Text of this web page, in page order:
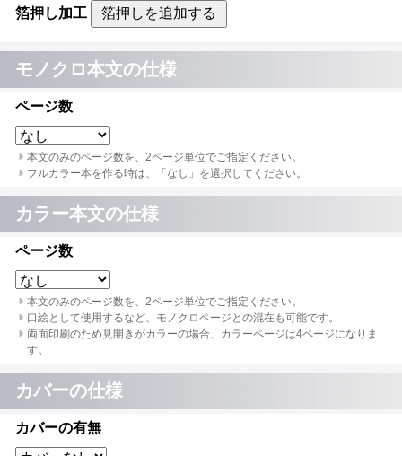
箔押し加工 箔押しを追加する
モノクロ本文の仕様
ページ数
本文のみのページ数を、2ページ単位でご指定ください。
フルカラー本を作る時は、「なし」を選択してください。
カラー本文の仕様
ページ数
本文のみのページ数を、2ページ単位でご指定ください。
口絵として使用するなど、モノクロページとの混在も可能です。
両面印刷のため見開きがカラーの場合、カラーページは4ページになりま
す。
カバーの仕様
カバーの有無